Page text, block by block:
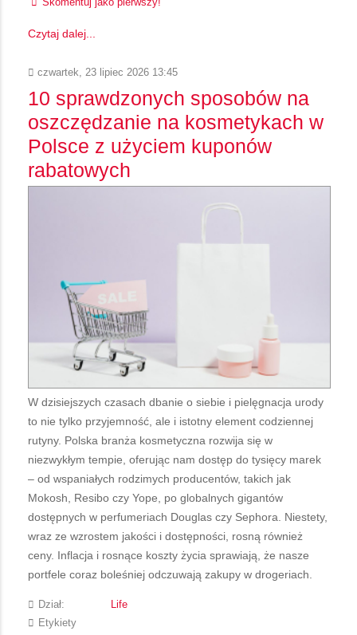
Skomentuj jako pierwszy!
Czytaj dalej...
czwartek, 23 lipiec 2026 13:45
10 sprawdzonych sposobów na
oszczędzanie na kosmetykach w
Polsce z użyciem kuponów
rabatowych
W dzisiejszych czasach dbanie o siebie i pielęgnacja urody
to nie tylko przyjemność, ale i istotny element codziennej
rutyny. Polska branża kosmetyczna rozwija się w
niezwykłym tempie, oferując nam dostęp do tysięcy marek
– od wspaniałych rodzimych producentów, takich jak
Mokosh, Resibo czy Yope, po globalnych gigantów
dostępnych w perfumeriach Douglas czy Sephora. Niestety,
wraz ze wzrostem jakości i dostępności, rosną również
ceny. Inflacja i rosnące koszty życia sprawiają, że nasze
portfele coraz boleśniej odczuwają zakupy w drogeriach.
Dział:
Life
Etykiety